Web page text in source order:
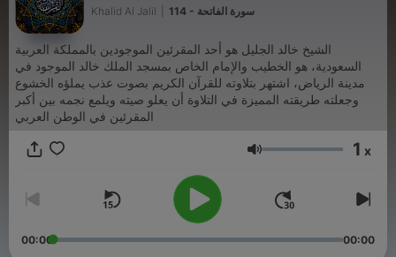
Khalid Al Jalil 114 - سورة الفاتحة
الشيخ خالد الجليل هو أحد المقرئين الموجودين بالمملكة العربية
السعودية، هو الخطيب والإمام الخاص بمسجد الملك خالد الموجود في
مدينة الرياض، اشتهر بتلاوته للقرآن الكريم بصوت عذب يملؤه الخشوع
وجعلته طريقته المميزة في التلاوة أن يعلو صيته ويلمع نجمه بين أكبر
المقرئين في الوطن العربي
Głośność 1 x
00:00 00:00